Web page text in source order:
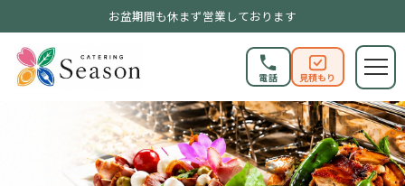
お盆期間も休まず営業しております
電話 見積もり